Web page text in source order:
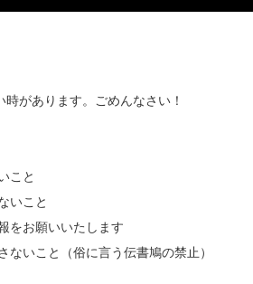
があります。ごめんなさい！
こと
いこと
をお願いいたします
いこと（俗に言う伝書鳩の禁止）